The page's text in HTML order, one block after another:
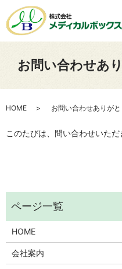
お問い合わせあ
HOME お問い合わせありが
このたびは、問い合わせいた
HOME
会社案内